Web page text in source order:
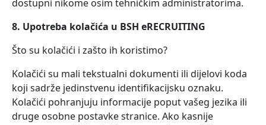
dostupni nikome osim tehničkim administratorima.
8. Upotreba kolačića u BSH eRECRUITING
Što su kolačići i zašto ih koristimo?
Kolačići su mali tekstualni dokumenti ili dijelovi koda
koji sadrže jedinstvenu identifikacijsku oznaku.
Kolačići pohranjuju informacije poput vašeg jezika ili
druge osobne postavke stranice. Ako kasnije